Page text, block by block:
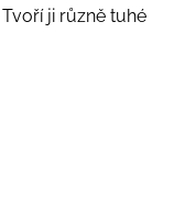
ji různě tuhé